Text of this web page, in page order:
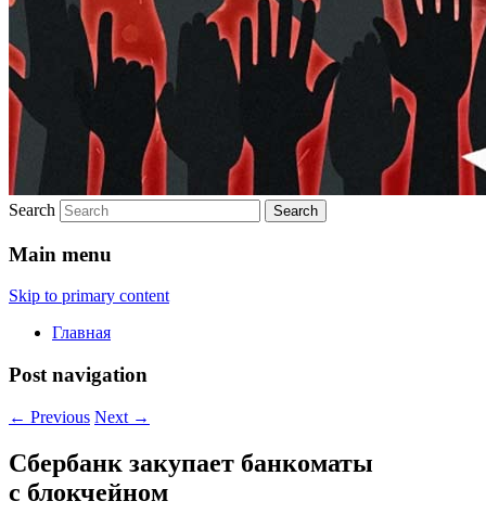
Search
Main menu
Skip to primary content
Главная
Post navigation
← Previous Next →
Сбербанк закупает банкоматы
с блокчейном